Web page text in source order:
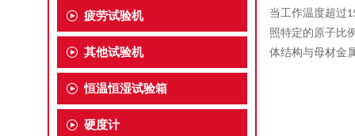
疲劳试验机
其他试验机
恒温恒湿试验箱
硬度计
当工作温度超过
照特定的原子比
体结构与母材金